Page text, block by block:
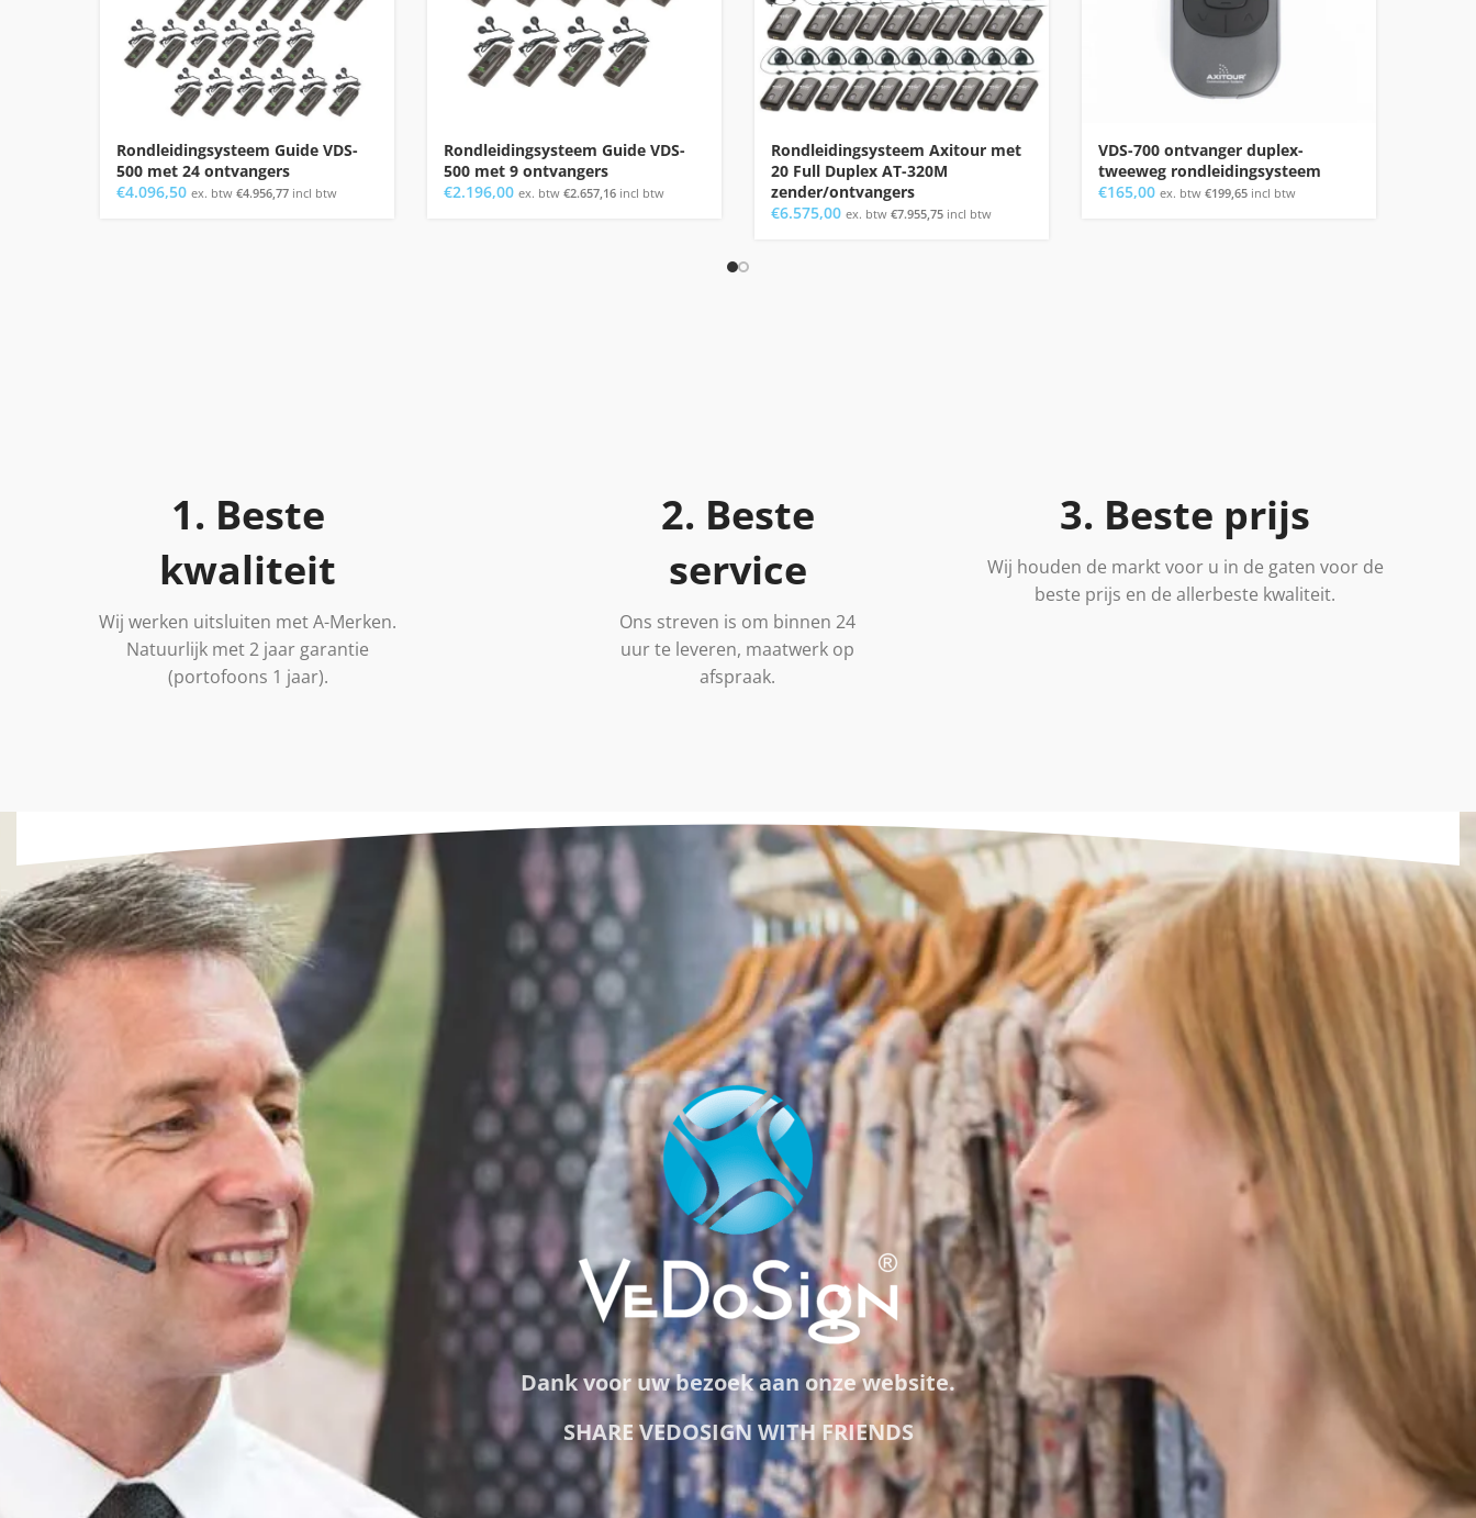
Rondleidingsysteem Guide VDS-
500 met 24 ontvangers
€4.096,50 ex. btw €4.956,77 incl btw
Rondleidingsysteem Guide VDS-
500 met 9 ontvangers
€2.196,00 ex. btw €2.657,16 incl btw
Rondleidingsysteem Axitour met
20 Full Duplex AT-320M
zender/ontvangers
€6.575,00 ex. btw €7.955,75 incl btw
VDS-700 ontvanger duplex-
tweeweg rondleidingsysteem
€165,00 ex. btw €199,65 incl btw
1. Beste
kwaliteit
Wij werken uitsluiten met A-Merken.
Natuurlijk met 2 jaar garantie
(portofoons 1 jaar).
2. Beste
service
Ons streven is om binnen 24
uur te leveren, maatwerk op
afspraak.
3. Beste prijs
Wij houden de markt voor u in de gaten voor de
beste prijs en de allerbeste kwaliteit.
Dank voor uw bezoek aan onze website.
SHARE VEDOSIGN WITH FRIENDS